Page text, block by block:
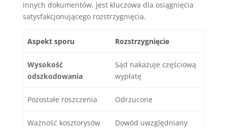
innych dokumentów, jest kluczowa dla osiągnięcia
satysfakcjonującego rozstrzygnięcia.
Aspekt sporu Rozstrzygnięcie
Wysokość
odszkodowania
Sąd nakazuje częściową
wypłatę
Pozostałe roszczenia Odrzucone
Ważność kosztorysów
Dowód uwzględniany